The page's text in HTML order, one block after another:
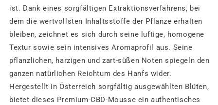
ist. Dank eines sorgfältigen Extraktionsverfahrens, bei
dem die wertvollsten Inhaltsstoffe der Pflanze erhalten
bleiben, zeichnet es sich durch seine luftige, homogene
Textur sowie sein intensives Aromaprofil aus. Seine
pflanzlichen, harzigen und zart-süßen Noten spiegeln den
ganzen natürlichen Reichtum des Hanfs wider.
Hergestellt in Österreich sorgfältig ausgewählten Blüten,
bietet dieses Premium-CBD-Mousse ein authentisches